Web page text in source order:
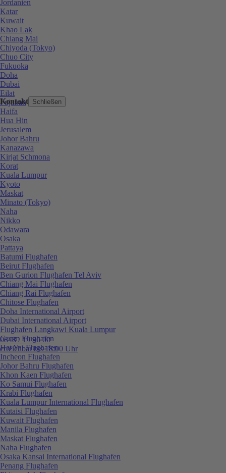
Kontakt Schließen
0848 / 19 96 00
erreichbar bis 18:00 Uhr
Jordanien
Katar
Kuwait
Khao Lak
Chiang Mai
Chiyoda (Tokyo)
Chuo City
Fukuoka
Doha
Dubai
Eilat
Fujairah
Haifa
Hua Hin
Jerusalem
Johor Bahru
Kanazawa
Kirjat Schmona
Korat
Kuala Lumpur
Kyoto
Maskat
Minato (Tokyo)
Naha
Nikko
Odawara
Osaka
Pattaya
Batumi Flughafen
Beirut Flughafen
Ben Gurion Flughafen Tel Aviv
Chiang Mai Flughafen
Chiang Rai Flughafen
Chitose Flughafen
Doha International Airport
Dubai International Airport
Flughafen Langkawi Kuala Lumpur
Guam Flughafen
Hat Yai Flughafen
Incheon Flughafen
Johor Bahru Flughafen
Khon Kaen Flughafen
Ko Samui Flughafen
Krabi Flughafen
Kuala Lumpur International Flughafen
Kutaisi Flughafen
Kuwait Flughafen
Manila Flughafen
Maskat Flughafen
Naha Flughafen
Osaka Kansai International Flughafen
Penang Flughafen